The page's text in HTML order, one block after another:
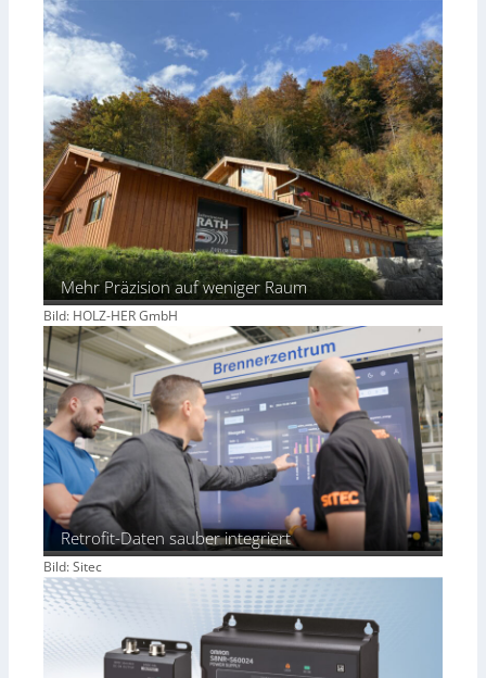
Mehr Präzision auf weniger Raum
Bild: HOLZ-HER GmbH
Retrofit-Daten sauber integriert
Bild: Sitec